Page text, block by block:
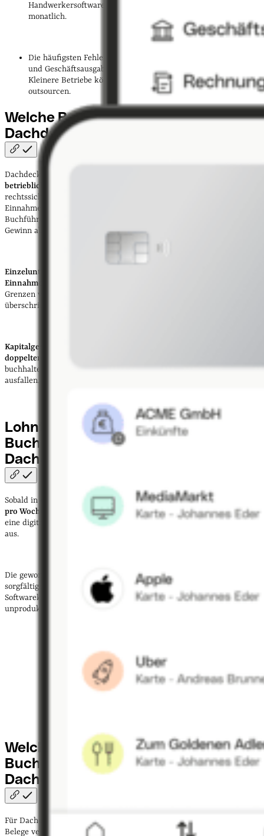
Handwerkersoftware, mit Preisen ab 0 € bis rund 50 €
monatlich.
Die häufigsten Fehler sind fehlende Belege, vermischte Privat-
und Geschäftsausgaben sowie unregelmäßige Buchungen.
Kleinere Betriebe können ihre Buchhaltung auch gezielt
outsourcen.
Welche Buchhaltung müssen
Dachdecker:innen
Dachdecker:innen müssen eine Buchhaltung führen, die
betrieblichen Einnahmen und Ausgaben vollständig erfasst
rechtssichere Gewinnermittlung ermöglicht. Ob dafür eine
Einnahmen-Überschuss-Rechnung ausreicht oder eine doppelte
Buchführung mit Bilanz nötig ist, hängt von Rechtsform, Umsatz und
Gewinn ab.
Einzelunternehmer:innen und Personengesellschaften
Einnahmen-Überschuss-Rechnung
Grenzen von 800.000 € Umsatz oder 80.000 € Gewinn nicht
überschritten werden.
Kapitalgesellschaften wie GmbH oder UG
doppelten Buchführung
buchhalterischen Pflichten und der Jahresabschluss umfangreicher
ausfallen.
Lohnt sich eine
Buchhaltungssoftware für
Dachdecker:innen?
Sobald in einem Dachdeckerbetrieb regelmäßigmehrere Stunden
pro Woche für die laufende Buchhaltungim Büro anfallen, zahlt sich
eine digitale Buchhaltung zeitlich und auf längere Sicht finanziell
aus.
Die gewonnene Zeit lässt sich in abrechenbare Aufträge und eine
sorgfältigere Kalkulation investieren, sodass sich die laufenden
Softwarekosten durch zusätzlichen Umsatz und weniger
unproduktive Büroarbeit ausgleichen.
Welche Funktionen sollte
Buchhaltungssoftware für
Dachdecker:innen
Für Dachdecker:innen lohnt sich eine Softwarelösung, die nicht nur
Belege verwaltet, sondern die
komplette Buchhaltung im Handwerk